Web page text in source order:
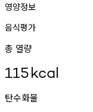
영양정보
음식평가
총 열량
115kcal
탄수화물